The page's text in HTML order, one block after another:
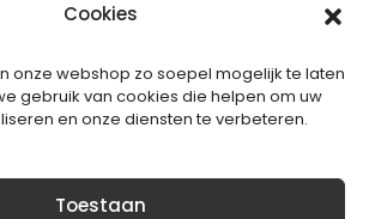
Cookies
onze webshop zo soepel mogelijk te laten
gebruik van cookies die helpen om uw
en onze diensten te verbeteren.
Toestaan
het laatste nieuws.